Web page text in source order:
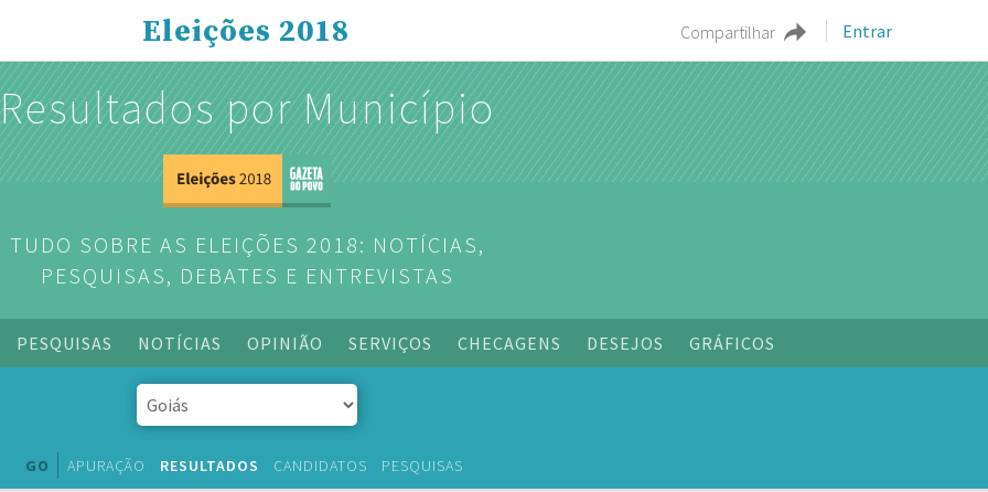
Compartilhar Entrar
Eleições 2018
Resultados por Município
TUDO SOBRE AS ELEIÇÕES 2018: NOTÍCIAS,
PESQUISAS, DEBATES E ENTREVISTAS
PESQUISAS NOTÍCIAS OPINIÃO SERVIÇOS CHECAGENS DESEJOS GRÁFICOS
GO APURAÇÃO RESULTADOS CANDIDATOS PESQUISAS